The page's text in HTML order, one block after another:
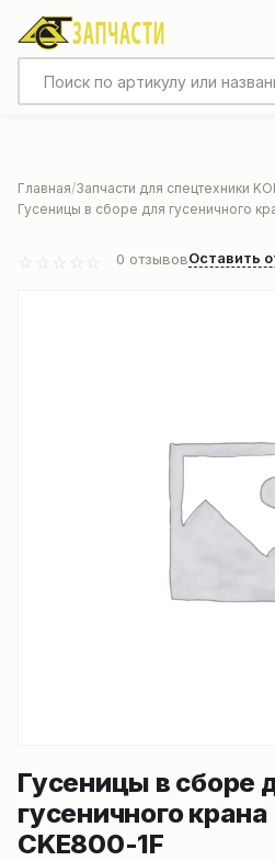
Главная Запчасти для спецтехники
Гусеницы в сборе для гусеничного
0 отзывовОставить
Гусеницы в сборе
гусеничного крана
CKE800-1F